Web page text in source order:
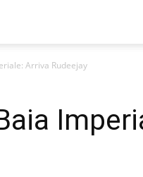
Arriva Rudeejay